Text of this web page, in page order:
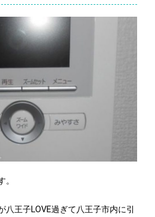
王子LOVE過ぎて八王子市内に引